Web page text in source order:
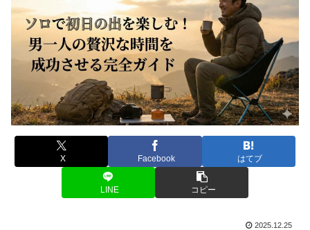
X Facebook はてブ
LINE コピー
2025.12.25